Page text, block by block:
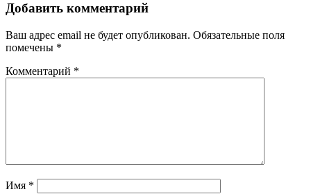
Добавить комментарий
Ваш адрес email не будет опубликован. Обязательные поля
помечены *
Комментарий *
Имя *